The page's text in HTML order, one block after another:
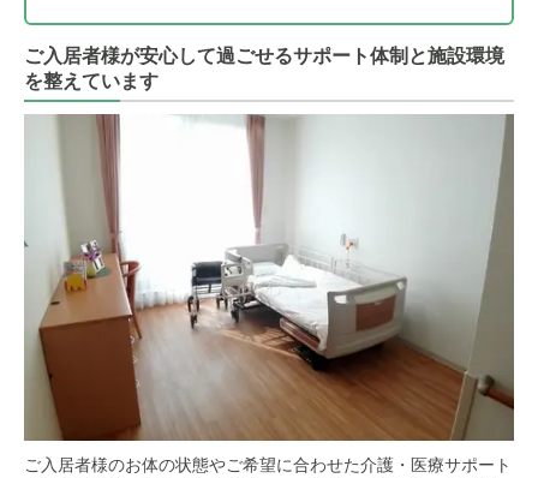
ご入居者様が安心して過ごせるサポート体制と施設環境
を整えています
ご入居者様のお体の状態やご希望に合わせた介護・医療サポート